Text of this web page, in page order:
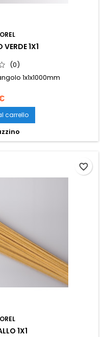
1X1
(0)
1x1x1000mm
carrello
1X1
favorite_border